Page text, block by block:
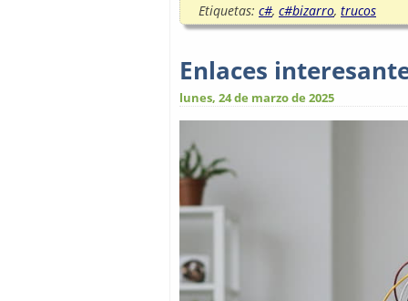
Etiquetas: c#, c#bizarro, trucos
Enlaces
lunes, 24 de marzo de 2025